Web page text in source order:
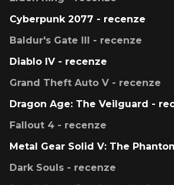
Cyberpunk 2077 - recenze
Baldur's Gate III - recenze
Diablo IV - recenze
Grand Theft Auto V - recenze
Dragon Age: The Veilguard -
Fallout 4 - recenze
Metal Gear Solid V: The
Dark Souls - recenze